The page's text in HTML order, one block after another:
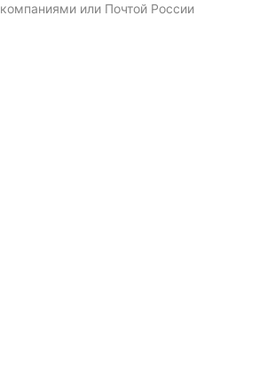
компаниями или Почтой России